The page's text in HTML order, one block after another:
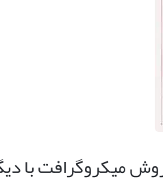
میکروگرافت با